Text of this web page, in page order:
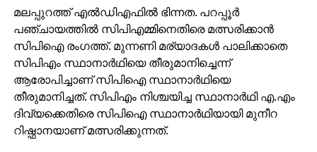
മലപ്പുറത്ത് എല്‍ഡിഎഫില്‍ ഭിന്നത. പറപ്പൂര്‍
പഞ്ചായത്തില്‍ സിപിഎമ്മിനെതിരെ മത്സരിക്കാന്‍
സിപിഐ രംഗത്ത്. മുന്നണി മര്യാദകള്‍ പാലിക്കാതെ
സിപിഎം സ്ഥാനാര്‍ഥിയെ തീരുമാനിച്ചെന്ന്
ആരോപിച്ചാണ് സിപിഐ സ്ഥാനാര്‍ഥിയെ
തീരുമാനിച്ചത്. സിപിഎം നിശ്ചയിച്ച സ്ഥാനാര്‍ഥി എ.എം
ദിവ്യക്കെതിരെ സിപിഐ സ്ഥാനാര്‍ഥിയായി മുനീറ
റിഷ്ഫാനയാണ് മത്സരിക്കുന്നത്.